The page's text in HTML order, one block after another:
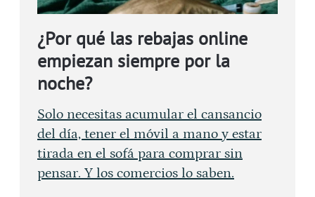
¿Por qué las rebajas online
empiezan siempre por la
noche?
Solo necesitas acumular el cansancio
del día, tener el móvil a mano y estar
tirada en el sofá para comprar sin
pensar. Y los comercios lo saben.